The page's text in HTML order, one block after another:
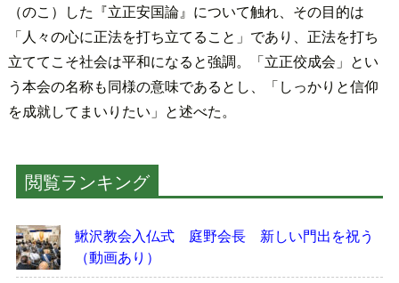
（のこ）した『立正安国論』について触れ、その目的は
「人々の心に正法を打ち立てること」であり、正法を打ち
立ててこそ社会は平和になると強調。「立正佼成会」とい
う本会の名称も同様の意味であるとし、「しっかりと信仰
を成就してまいりたい」と述べた。
閲覧ランキング
鰍沢教会入仏式 庭野会長 新しい門出を祝う
（動画あり）